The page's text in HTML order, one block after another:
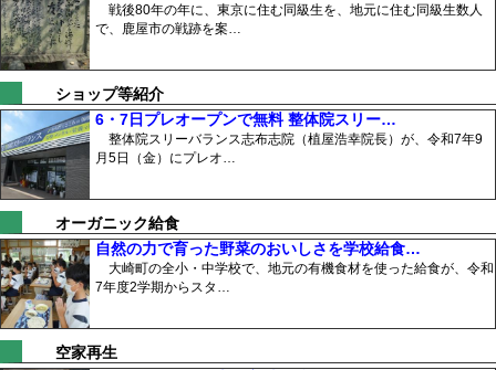
戦後80年の年に、東京に住む同級生を、地元に住む同級生数人
で、鹿屋市の戦跡を案…
ショップ等紹介
6・7日プレオープンで無料 整体院スリー…
整体院スリーバランス志布志院（植屋浩幸院長）が、令和7年9
月5日（金）にプレオ…
オーガニック給食
自然の力で育った野菜のおいしさを学校給食…
大崎町の全小・中学校で、地元の有機食材を使った給食が、令和
7年度2学期からスタ…
空家再生